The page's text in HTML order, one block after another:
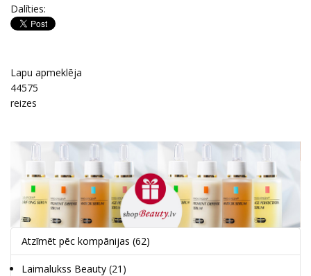
Dalīties:
Lapu apmeklēja
44575
reizes
Atzīmēt pēc kompānijas (62)
Laimalukss Beauty (21)